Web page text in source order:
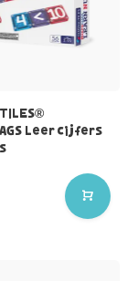
Leer cijfers